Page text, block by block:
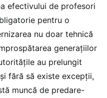
efectivului de profesori
pentru o
nu doar tehnică
generațiilor
au prelungit
fără să existe excepții,
muncă de predare-